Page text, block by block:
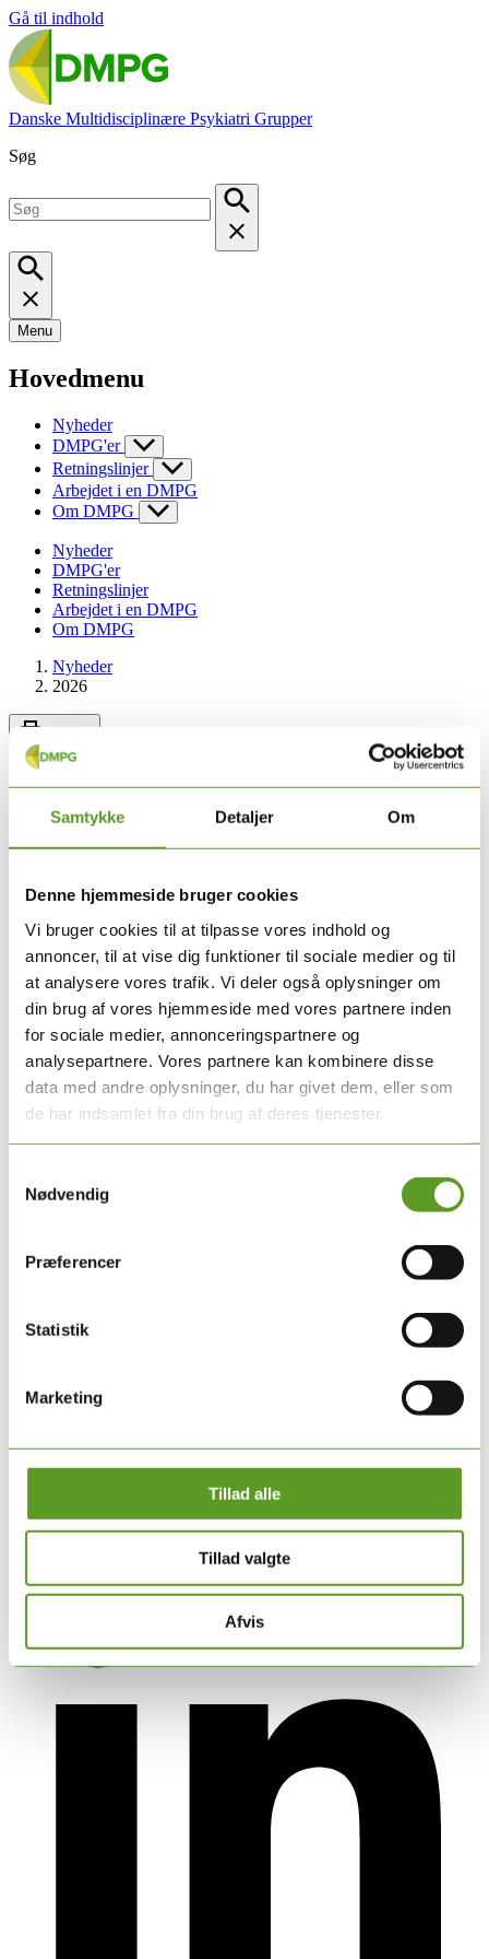
Samtykke Detaljer Om
Denne hjemmeside bruger cookies
Vi bruger cookies til at tilpasse vores indhold og
annoncer, til at vise dig funktioner til sociale medier og til
at analysere vores trafik. Vi deler også oplysninger om
din brug af vores hjemmeside med vores partnere inden
for sociale medier, annonceringspartnere og
analysepartnere. Vores partnere kan kombinere disse
data med andre oplysninger, du har givet dem, eller som
de har indsamlet fra din brug af deres tjenester.
Nødvendig
Præferencer
Statistik
Marketing
Tillad alle
Tillad valgte
Afvis
Gå til indhold
Danske Multidisciplinære Psykiatri Grupper
Søg
Menu
Hovedmenu
Nyheder
DMPG'er
Retningslinjer
Arbejdet i en DMPG
Om DMPG
Nyheder
DMPG'er
Retningslinjer
Arbejdet i en DMPG
Om DMPG
Nyheder
2026
Relaterede sider
Nyttige links
DMPG er sammenslutningen af Danske Multidisciplinære Psykiatri
Hvad er DMPG?
Genveje
DMPG-retningslinjer på vej
DMPG'er på vej